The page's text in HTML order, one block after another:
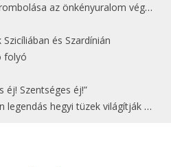
az önkényuralom végét jelentette
és Szardínián
folyó
éj! Szentséges éj!”
hegyi tüzek világítják meg Zugspitzét